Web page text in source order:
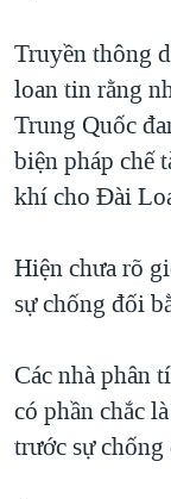
Truyền thông
loan tin rằng
Trung Quốc
biện pháp chế
khí cho Đài
Hiện chưa rõ
sự chống đối
Các nhà phân
có phần chắc
trước sự